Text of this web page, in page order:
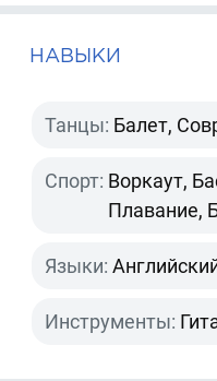
НАВЫКИ
Танцы: Балет,
Спорт: Воркаут,
Плавание,
Языки:
Инструменты: